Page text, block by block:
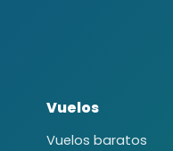
Vuelos
Vuelos baratos